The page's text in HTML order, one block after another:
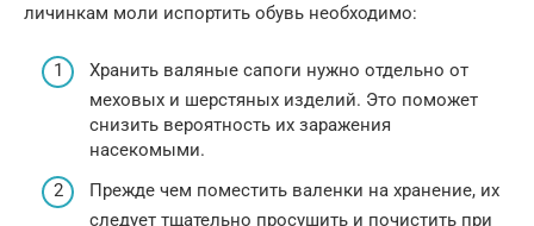
личинкам моли испортить обувь необходимо:
Хранить валяные сапоги нужно отдельно от
меховых и шерстяных изделий. Это поможет
снизить вероятность их заражения
насекомыми.
Прежде чем поместить валенки на хранение, их
следует тщательно просушить и почистить при